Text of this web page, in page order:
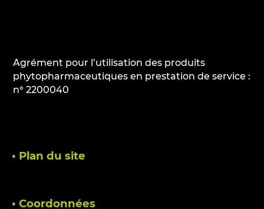
Agrément pour l’utilisation des produits
phytopharmaceutiques en prestation de service :
n° 2200040
• Plan du site
• Coordonnées